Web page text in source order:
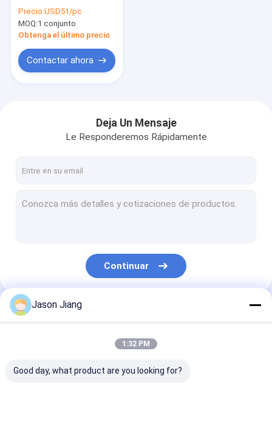
Audible Visual
Obstrucción de la luz
para la prevención de
aviones
Precio:USD51/pc
MOQ:1 conjunto
Obtenga el último precio
Contactar ahora
Deja Un Mensaje
Le Responderemos Rápidamente
Continuar
Nuestras Categorías
Jason Jiang
1:32 PM
Good day, what product are you looking for?